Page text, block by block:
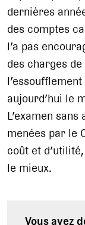
dernières
des comptes
l’a pas
des charges
aujourd’hui le
L’examen
menées par le
coût et
le mieux.
Vous avez